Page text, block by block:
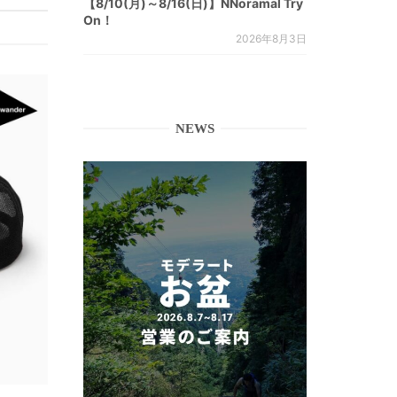
【8/10(月)～8/16(日)】NNoramal Try
On！
2026年8月3日
NEWS